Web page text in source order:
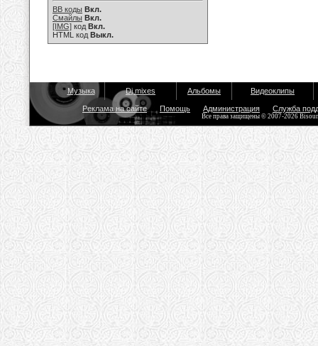
BB коды Вкл.
Смайлы Вкл.
[IMG] код Вкл.
HTML код Выкл.
Музыка Dj mixes Альбомы Видеоклипы
Реклама на сайте Помощь Администрация Служба
Все права защищены © 2007-2026